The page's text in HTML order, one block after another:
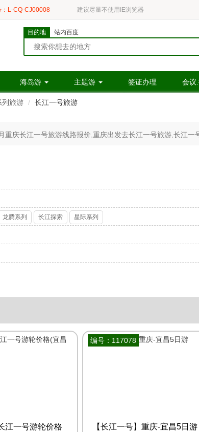
：L-CQ-CJ00008 建议尽量不使用IE浏览器
目的地 站内百度
海岛游 主题游 签证办理 会议
列旅游 长江一号旅游
庆长江一号旅游线路报价,重庆出发去长江一号旅游,长江
龙腾系列 长江探索 星际系列
江一号游轮价格
编号：117078
【长江一号】重庆-宜昌5日游